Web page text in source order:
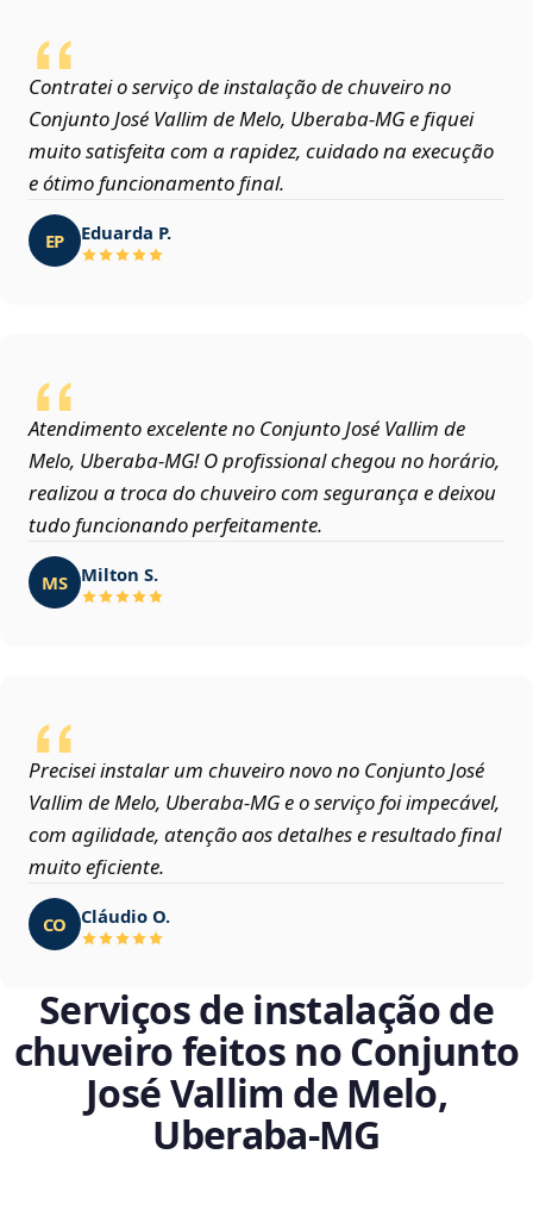
Contratei o serviço de instalação de chuveiro no
Conjunto José Vallim de Melo, Uberaba‑MG e fiquei
muito satisfeita com a rapidez, cuidado na execução
e ótimo funcionamento final.
EP Eduarda P.
Atendimento excelente no Conjunto José Vallim de
Melo, Uberaba‑MG! O profissional chegou no horário,
realizou a troca do chuveiro com segurança e deixou
tudo funcionando perfeitamente.
MS Milton S.
Precisei instalar um chuveiro novo no Conjunto José
Vallim de Melo, Uberaba‑MG e o serviço foi impecável,
com agilidade, atenção aos detalhes e resultado final
muito eficiente.
CO Cláudio O.
Serviços de instalação de
chuveiro feitos no Conjunto
José Vallim de Melo,
Uberaba‑MG